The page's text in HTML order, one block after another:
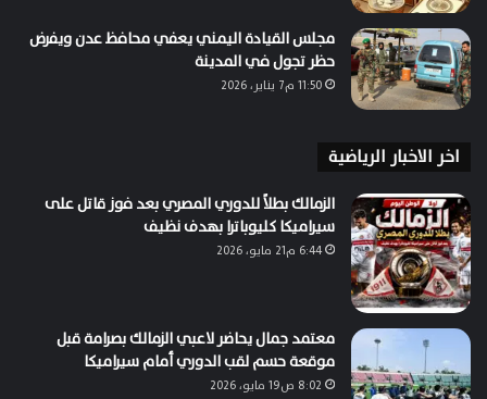
مجلس القيادة اليمني يعفي محافظ عدن ويفرض
حظر تجول في المدينة
11:50 م7 يناير، 2026
اخر الاخبار الرياضية
الزمالك بطلاً للدوري المصري بعد فوز قاتل على
سيراميكا كليوباترا بهدف نظيف
6:44 م21 مايو، 2026
معتمد جمال يحاضر لاعبي الزمالك بصرامة قبل
موقعة حسم لقب الدوري أمام سيراميكا
8:02 ص19 مايو، 2026